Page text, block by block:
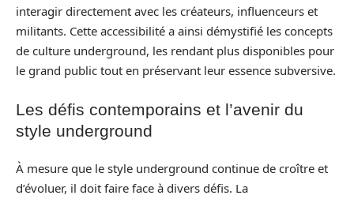
interagir directement avec les créateurs, influenceurs et
militants. Cette accessibilité a ainsi démystifié les concepts
de culture underground, les rendant plus disponibles pour
le grand public tout en préservant leur essence subversive.
Les défis contemporains et l’avenir du
style underground
À mesure que le style underground continue de croître et
d’évoluer, il doit faire face à divers défis. La